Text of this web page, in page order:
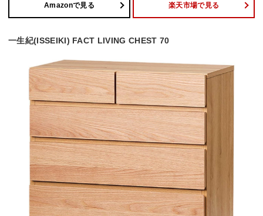
Amazonで見る 楽天市場で見る
一生紀(ISSEIKI) FACT LIVING CHEST 70